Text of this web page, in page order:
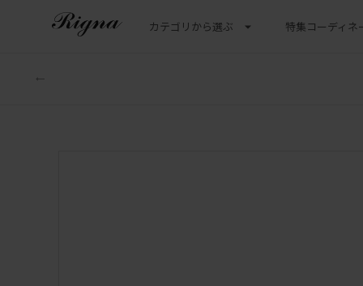
カテゴリから選ぶ 特集コーディネ